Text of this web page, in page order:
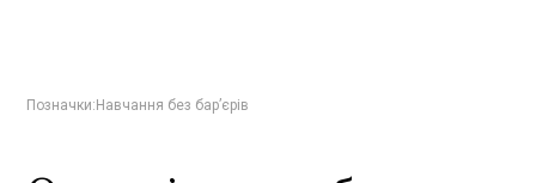
Позначки:Навчання без бар’єрів